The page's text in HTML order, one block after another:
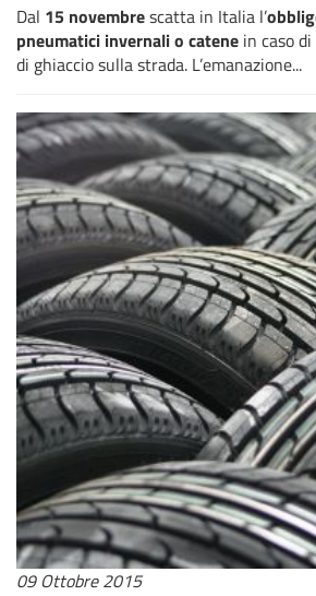
Dal 15 novembrescatta in Italia l’
pneumatici invernali o catene in caso
di ghiaccio sulla strada. L’emanazione...
09 Ottobre 2015